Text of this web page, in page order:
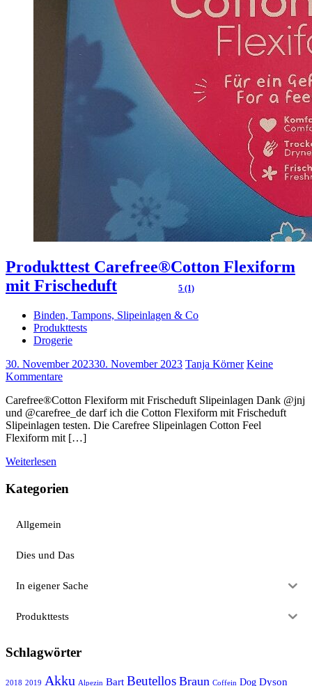
Produkttest Carefree®Cotton Flexiform
mit Frischeduft
5 (1)
Binden, Tampons, Slipeinlagen & Co
Produkttests
Drogerie
30. November 202330. November 2023 Tanja Körner Keine
Kommentare
Carefree®Cotton Flexiform mit Frischeduft Slipeinlagen Dank @jnj
und @carefree_de darf ich die Cotton Flexiform mit Frischeduft
Slipeinlagen testen. Die Carefree Slipeinlagen Cotton Feel
Flexiform mit […]
Weiterlesen
Kategorien
Allgemein
Dies und Das
In eigener Sache
Produkttests
Schlagwörter
2018 2019 Akku Alpezin Bart Beutellos Braun Coffein Dog Dyson